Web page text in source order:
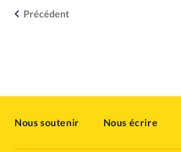
Précédent
Nous soutenir Nous écrire